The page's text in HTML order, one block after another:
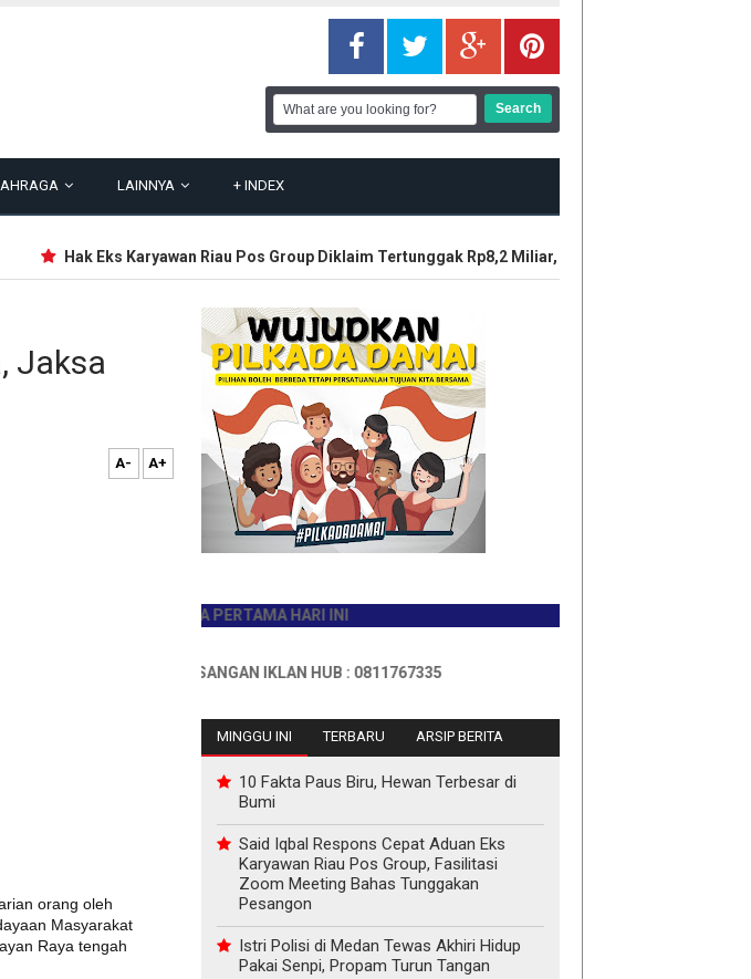
LAINNYA + INDEX
Hak Eks Karyawan Riau Pos Group Diklaim Tertunggak Rp8,2 Miliar, LBH Tuah Negeri Layangkan
Jaksa
A- A+
orang oleh
Masyarakat
Raya tengah
JADILAH PEMBACA PERTAMA HARI INI
INFO PEMASANGAN IKLAN HUB : 0811767335
MINGGU INI TERBARU ARSIP BERITA
10 Fakta Paus Biru, Hewan Terbesar di
Bumi
Said Iqbal Respons Cepat Aduan Eks
Karyawan Riau Pos Group, Fasilitasi
Zoom Meeting Bahas Tunggakan
Pesangon
Istri Polisi di Medan Tewas Akhiri Hidup
Pakai Senpi, Propam Turun Tangan